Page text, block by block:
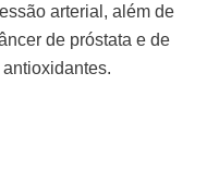
arterial, além de
de próstata e de